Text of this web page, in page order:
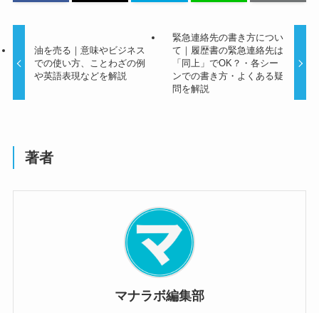
油を売る｜意味やビジネス
での使い方、ことわざの例
や英語表現などを解説
緊急連絡先の書き方につい
て｜履歴書の緊急連絡先は
「同上」でOK？・各シー
ンでの書き方・よくある疑
問を解説
著者
マナラボ編集部